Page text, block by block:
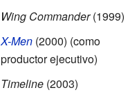
Wing Commander(1999)
X-Men (2000) (como
productor ejecutivo)
Timeline (2003)